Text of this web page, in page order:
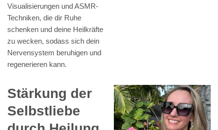
Visualisierungen und ASMR-
Techniken, die dir Ruhe
schenken und deine Heilkräfte
zu wecken, sodass sich dein
Nervensystem beruhigen und
regenerieren kann.
Stärkung der
Selbstliebe